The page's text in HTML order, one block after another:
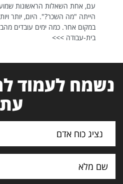
עם, אחת השאלות הראשונות
הייתה "מה השכר?". היום, יותר
במקום אחר. כמה ימים עובדים
בית-עבודה >>>
נשמח לעמוד
עת
נציג כוח אדם